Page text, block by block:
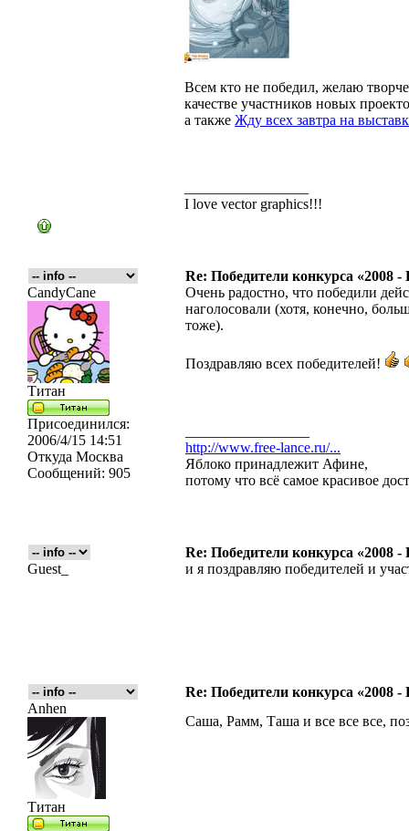
Всем кто не победил, желаю
качестве участников новых
а также Жду всех завтра на
I love vector graphics!!!
Re: Победители конкурса «2008
CandyCane
Титан
Присоединился:
2006/4/15 14:51
Откуда Москва
Сообщений: 905
Очень радостно, что победили
наголосовали (хотя, конечно,
тоже).
Поздравляю всех победителей!
http://www.free-lance.ru/...
Яблоко принадлежит Афине,
потому что всё самое красивое
Re: Победители конкурса «2008
Guest_
и я поздравляю победителей и
Re: Победители конкурса «2008
Anhen
Титан
Саша, Рамм, Таша и все все все,